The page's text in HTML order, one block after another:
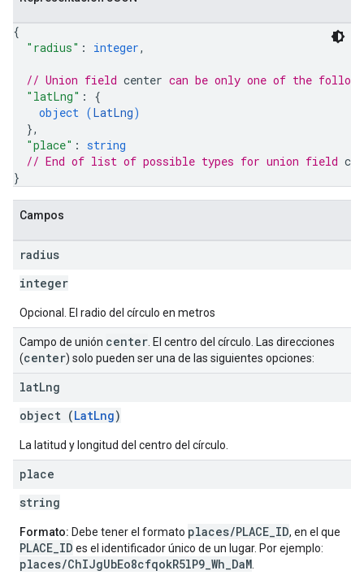
{
"radius" : integer,
// Union field center can be only one of the
"latLng" : {
object (LatLng)
},
"place" : string
// End of list of possible types for union field
}
Campos
radius
integer
Opcional. El radio del círculo en metros
Campo de unión center . El centro del círculo. Las direcciones
(center) solo pueden ser una de las siguientes opciones:
latLng
object (LatLng)
La latitud y longitud del centro del círculo.
place
string
Formato: Debe tener el formato places/PLACE_ID, en el que
PLACE_ID es el identificador único de un lugar. Por ejemplo:
places/ChIJgUbEo8cfqokR5lP9_Wh_DaM